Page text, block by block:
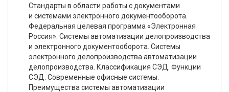
Стандарты в области работы с документами
и системами электронного документооборота.
Федеральная целевая программа «Электронная
Россия». Системы автоматизации делопроизводства
и электронного документооборота. Системы
электронного делопроизводства автоматизации
делопроизводства. Классификация СЭД. Функции
СЭД. Современные офисные системы.
Преимущества системы автоматизации